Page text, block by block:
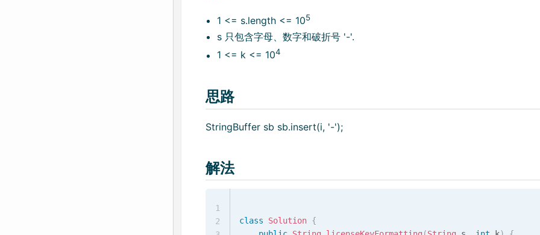
1 <= s.length <= 105
s 只包含字母、数字和破折号 '-'.
1 <= k <= 104
思路
StringBuffer sb sb.insert(i, '-');
解法
class Solution {
1
2